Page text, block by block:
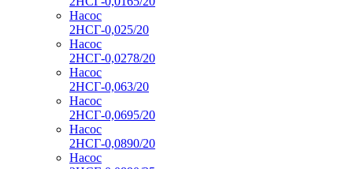
Насос
2НСГ-0,025/20
Насос
2НСГ-0,0278/20
Насос
2НСГ-0,063/20
Насос
2НСГ-0,0695/20
Насос
2НСГ-0,0890/20
Насос